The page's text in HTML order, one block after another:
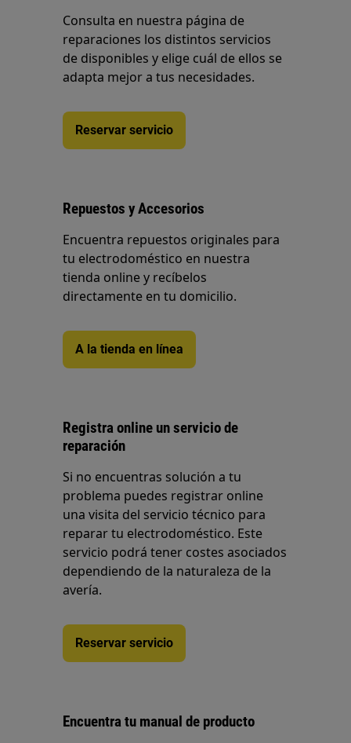
Consulta en nuestra página de
reparaciones los distintos servicios
de disponibles y elige cuál de ellos se
adapta mejor a tus necesidades.
Reservar servicio
Repuestos y Accesorios
Encuentra repuestos originales para
tu electrodoméstico en nuestra
tienda online y recíbelos
directamente en tu domicilio.
A la tienda en línea
Registra online un servicio de
reparación
Si no encuentras solución a tu
problema puedes registrar online
una visita del servicio técnico para
reparar tu electrodoméstico. Este
servicio podrá tener costes asociados
dependiendo de la naturaleza de la
avería.
Reservar servicio
Encuentra tu manual de producto